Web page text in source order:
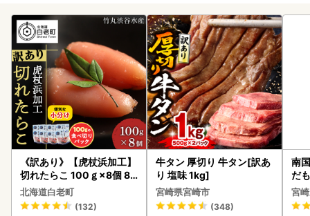
《訳あり》【虎杖浜加工】
切れたらこ 100ｇ×8個 80
0g AK081
北海道白老町
(132)
牛タン 厚切り 牛タン[訳あ
り 塩味 1kg]
宮崎県宮崎市
(348)
南
だ
ス
宮